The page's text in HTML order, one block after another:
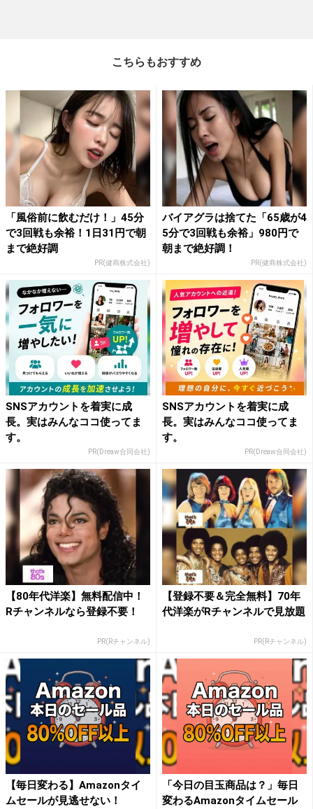
こちらもおすすめ
「風俗前に飲むだけ！」45分
で3回戦も余裕！1日31円で朝
まで絶好調
PR(健商株式会社)
バイアグラは捨てた「65歳が4
5分で3回戦も余裕」980円で
朝まで絶好調！
PR(健商株式会社)
SNSアカウントを着実に成
長。実はみんなココ使ってま
す。
PR(Dreaw合同会社)
SNSアカウントを着実に成
長。実はみんなココ使ってま
す。
PR(Dreaw合同会社)
【80年代洋楽】無料配信中！
Rチャンネルなら登録不要！
PR(Rチャンネル)
【登録不要＆完全無料】70年
代洋楽がRチャンネルで見放題
PR(Rチャンネル)
【毎日変わる】Amazonタイ
ムセールが見逃せない！
「今日の目玉商品は？」毎日
変わるAmazonタイムセール